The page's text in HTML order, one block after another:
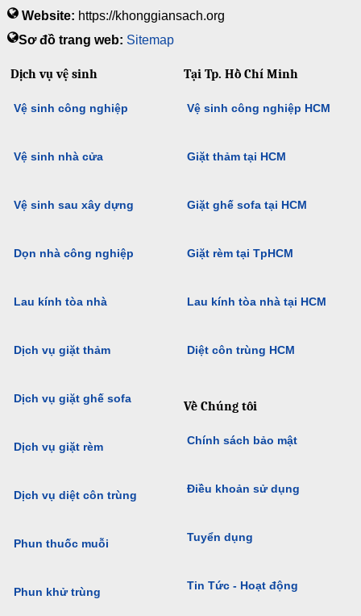
Website: https://khonggiansach.org
Sơ đồ trang web: Sitemap
Dịch vụ vệ sinh
Vệ sinh công nghiệp
Vệ sinh nhà cửa
Vệ sinh sau xây dựng
Dọn nhà công nghiệp
Lau kính tòa nhà
Dịch vụ giặt thảm
Dịch vụ giặt ghế sofa
Dịch vụ giặt rèm
Dịch vụ diệt côn trùng
Phun thuốc muỗi
Phun khử trùng
Tại Tp. Hồ Chí Minh
Vệ sinh công nghiệp HCM
Giặt thảm tại HCM
Giặt ghế sofa tại HCM
Giặt rèm tại TpHCM
Lau kính tòa nhà tại HCM
Diệt côn trùng HCM
Về Chúng tôi
Chính sách bảo mật
Điều khoản sử dụng
Tuyển dụng
Tin Tức - Hoạt động